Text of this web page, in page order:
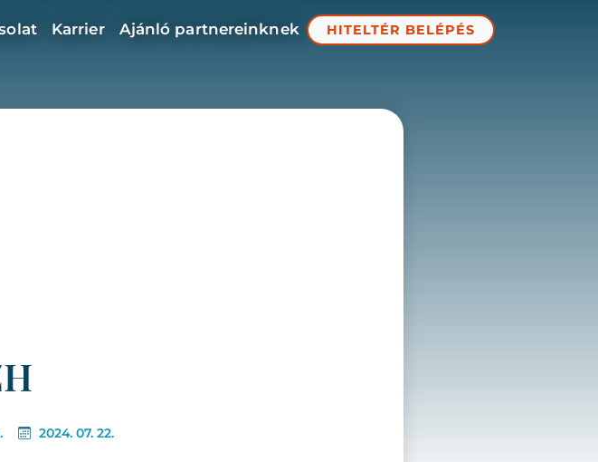
Karrier Ajánló partnereinknek HITELTÉR BELÉPÉS
2024. 07. 22.